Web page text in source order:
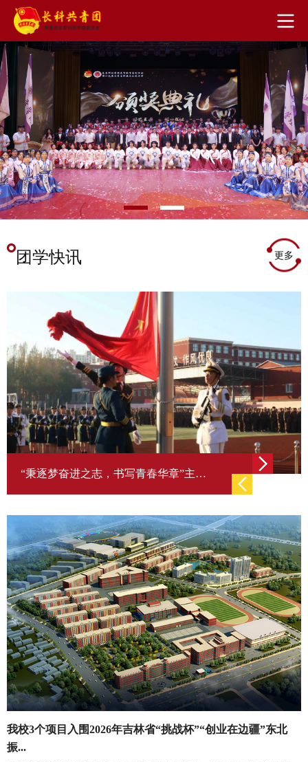
团学快讯 更多
“秉逐梦奋进之志，书写青春华章”主题升旗仪式
我校3个项目入围2026年吉林省“挑战杯”“创业在边疆”东北
振...